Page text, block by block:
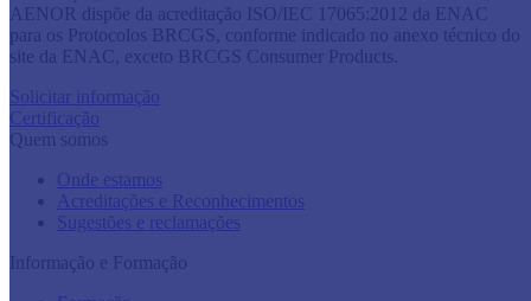
AENOR dispõe da acreditação ISO/IEC 17065:2012 da ENAC
para os Protocolos BRCGS, conforme indicado no anexo técnico do
site da ENAC, exceto BRCGS Consumer Products.
Solicitar informação
Certificação
Quem somos
Onde estamos
Acreditações e Reconhecimentos
Sugestões e reclamações
Informação e Formação